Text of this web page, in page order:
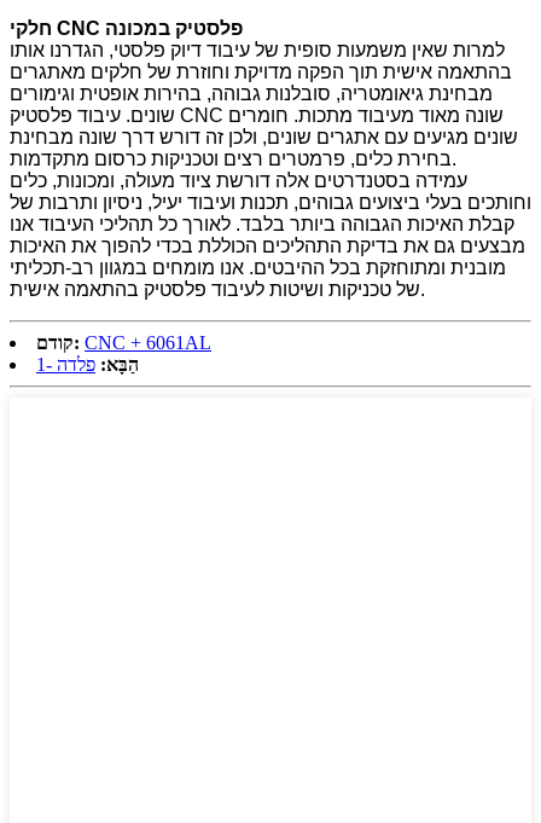
חלקי CNC פלסטיק במכונה
למרות שאין משמעות סופית של עיבוד דיוק פלסטי, הגדרנו אותו
בהתאמה אישית תוך הפקה מדויקת וחוזרת של חלקים מאתגרים
מבחינת גיאומטריה, סובלנות גבוהה, בהירות אופטית וגימורים
שונים. עיבוד פלסטיק CNC שונה מאוד מעיבוד מתכות. חומרים
שונים מגיעים עם אתגרים שונים, ולכן זה דורש דרך שונה מבחינת
בחירת כלים, פרמטרים רצים וטכניקות כרסום מתקדמות.
עמידה בסטנדרטים אלה דורשת ציוד מעולה, ומכונות, כלים
וחותכים בעלי ביצועים גבוהים, תכנות ועיבוד יעיל, ניסיון ותרבות של
קבלת האיכות הגבוהה ביותר בלבד. לאורך כל תהליכי העיבוד אנו
מבצעים גם את בדיקת התהליכים הכוללת בכדי להפוך את האיכות
מובנית ומתוחזקת בכל ההיבטים. אנו מומחים במגוון רב-תכליתי
של טכניקות ושיטות לעיבוד פלסטיק בהתאמה אישית.
קודם: CNC + 6061AL
הַבָּא: פלדה -1